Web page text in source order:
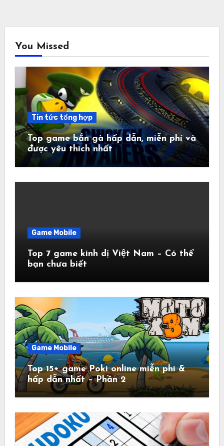
You Missed
Tin tức tổng hợp
Top game bắn gà hấp dẫn, miễn phí và
được yêu thích nhất
Game Mobile
Top 7 game kinh dị Việt Nam – Có thể
bạn chưa biết
Game Mobile
Top 15+ game Poki online miễn phí &
hấp dẫn nhất – Phần 2